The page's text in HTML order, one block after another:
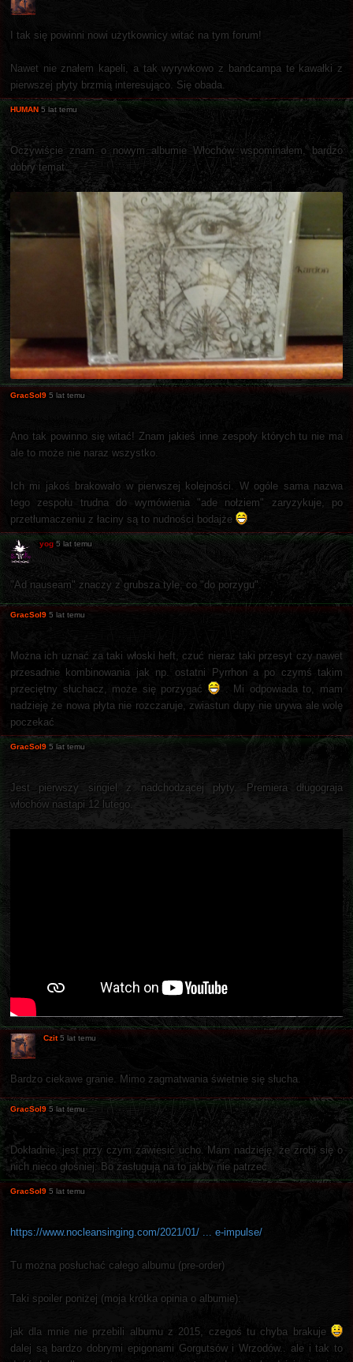
I tak się powinni nowi użytkownicy witać na tym forum!
Nawet nie znałem kapeli, a tak wyrywkowo z bandcampa te kawałki z
pierwszej płyty brzmią interesująco. Się obada.
HUMAN 5 lat temu
Oczywiście znam o nowym albumie Włochów wspominałem, bardzo
dobry temat.
GracSol9 5 lat temu
Ano tak powinno się witać! Znam jakieś inne zespoły których tu nie ma
ale to może nie naraz wszystko.
Ich mi jakoś brakowało w pierwszej kolejności. W ogóle sama nazwa
tego zespołu trudna do wymówienia "ade nołziem" zaryzykuje, po
przetłumaczeniu z łaciny są to nudności bodajże
yog 5 lat temu
"Ad nauseam" znaczy z grubsza tyle, co "do porzygu".
GracSol9 5 lat temu
Można ich uznać za taki włoski heft, czuć nieraz taki przesyt czy nawet
przesadnie kombinowania jak np. ostatni Pyrrhon a po czymś takim
przeciętny słuchacz, może się porzygać
. Mi odpowiada to, mam
nadzieję że nowa płyta nie rozczaruje, zwiastun dupy nie urywa ale wolę
poczekać
GracSol9 5 lat temu
Jest pierwszy singiel z nadchodzącej płyty. Premiera długograja
włochów nastąpi 12 lutego.
Czit 5 lat temu
Bardzo ciekawe granie. Mimo zagmatwania świetnie się słucha.
GracSol9 5 lat temu
Dokładnie, jest przy czym zawiesić ucho. Mam nadzieję, że zrobi się o
nich nieco głośniej. Bo zasługują na to jakby nie patrzeć
GracSol9 5 lat temu
https://www.nocleansinging.com/2021/01/ ... e-impulse/
Tu można posłuchać całego albumu (pre-order)
Taki spoiler poniżej (moja krótka opinia o albumie):
jak dla mnie nie przebili albumu z 2015, czegoś tu chyba brakuje
dalej są bardzo dobrymi epigonami Gorgutsów i Wrzodów.. ale i tak to